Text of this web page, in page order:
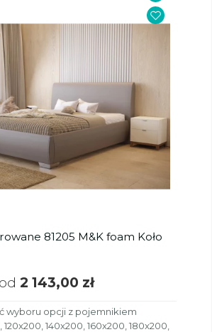
81205 M&K foam Koło
od 2 143,00 zł
wyboru opcji z pojemnikiem
140x200, 160x200, 180x200,